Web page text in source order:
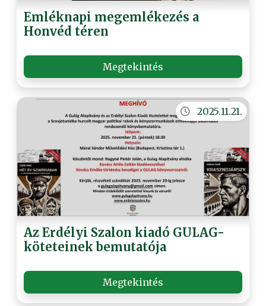
Emléknapi megemlékezés a
Honvéd téren
Megtekintés
2025.11.21.
Az Erdélyi Szalon kiadó GULAG-
köteteinek bemutatója
Megtekintés